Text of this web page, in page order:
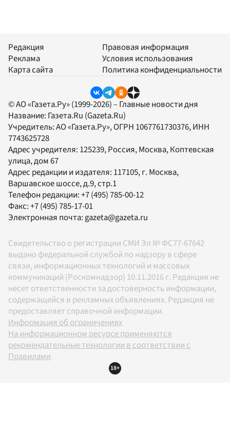
Редакция
Реклама
Карта сайта
Правовая информация
Условия использования
Политика конфиденциальности
© АО «Газета.Ру» (1999-2026) – Главные новости дня
Название: Газета.Ru (Gazeta.Ru)
Учредитель:АО «Газета.Ру», ОГРН 1067761730376, ИНН
7743625728
Адрес учредителя: 125239, Россия, Москва, Коптевская
улица, дом 67
Адрес редакции и издателя: 117105, г. Москва,
Варшавское шоссе, д.9, стр.1
Телефон редакции:+7 (495) 785-00-12
Факс:+7 (495) 785-17-01
Электронная почта: gazeta@gazeta.ru
Свидетельство о регистрации СМИ Эл № ФС77-67642
выдано федеральной службой по надзору в сфере
связи, информационных технологий и массовых
коммуникаций (Роскомнадзор) 10.11.2016 г. Редакция не
несет ответственности за достоверность информации,
содержащейся в рекламных объявлениях. Редакция не
предоставляет справочной информации.
Информация об ограничениях
На информационном ресурсе применяются
рекомендательные технологии в соответствии с
Правилами
18+